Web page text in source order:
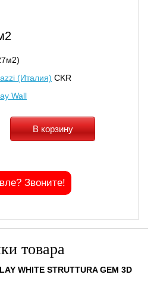
(Италия) CKR
Wall
В корзину
Звоните!
товара
WHITE STRUTTURA GEM 3D